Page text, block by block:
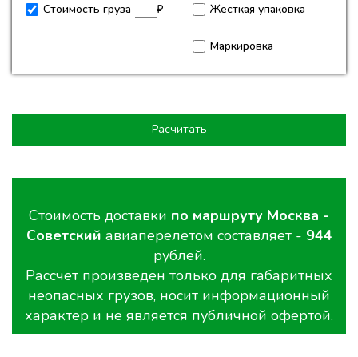
Стоимость груза ₽ Жесткая упаковка
Маркировка
Расчитать
Стоимость доставки по маршруту Москва -
Советский авиаперелетом составляет - 944
рублей.
Рассчет произведен только для габаритных
неопасных грузов, носит информационный
характер и не является публичной офертой.